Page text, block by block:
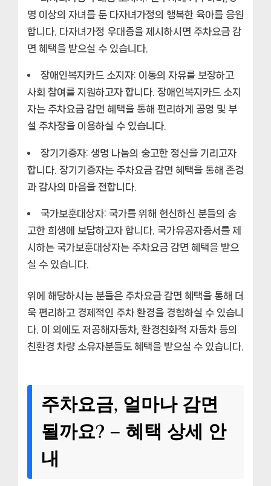
명 이상의 자녀를 둔 다자녀가정의 행복한 육아를 응원
합니다. 다자녀가정 우대증을 제시하시면 주차요금 감
면 혜택을 받으실 수 있습니다.
장애인복지카드 소지자: 이동의 자유를 보장하고
사회 참여를 지원하고자 합니다. 장애인복지카드 소지
자는 주차요금 감면 혜택을 통해 편리하게 공영 및 부
설 주차장을 이용하실 수 있습니다.
장기기증자: 생명 나눔의 숭고한 정신을 기리고자
합니다. 장기기증자는 주차요금 감면 혜택을 통해 존경
과 감사의 마음을 전합니다.
국가보훈대상자: 국가를 위해 헌신하신 분들의 숭
고한 희생에 보답하고자 합니다. 국가유공자증서를 제
시하는 국가보훈대상자는 주차요금 감면 혜택을 받으
실 수 있습니다.
위에 해당하시는 분들은 주차요금 감면 혜택을 통해 더
욱 편리하고 경제적인 주차 환경을 경험하실 수 있습니
다. 이 외에도 저공해자동차, 환경친화적 자동차 등의
친환경 차량 소유자분들도 혜택을 받으실 수 있습니다.
주차요금, 얼마나 감면
될까요? – 혜택 상세 안
내